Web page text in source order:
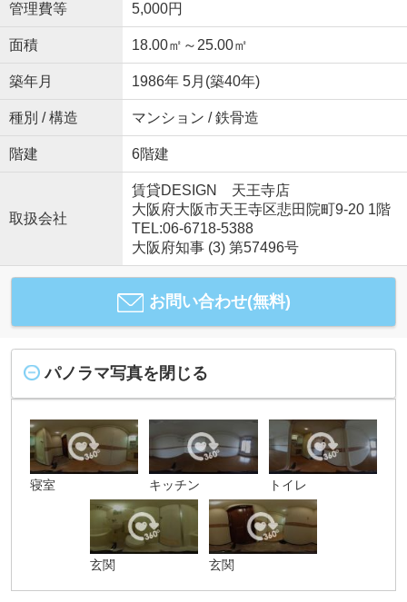
管理費等 5,000円
面積 18.00㎡～25.00㎡
築年月 1986年 5月(築40年)
種別 / 構造 マンション / 鉄骨造
階建 6階建
取扱会社
賃貸DESIGN 天王寺店
大阪府大阪市天王寺区悲田院町9-20 1階
TEL:06-6718-5388
大阪府知事 (3) 第57496号
お問い合わせ(無料)
パノラマ写真を閉じる
寝室 キッチン トイレ
玄関 玄関